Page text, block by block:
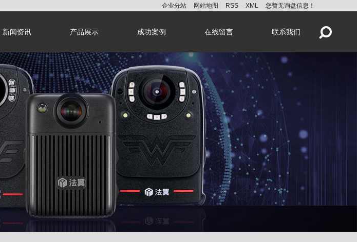
企业分站 网站地图 RSS XML 您暂无询盘信息！
新闻资讯 产品展示 成功案例 在线留言 联系我们